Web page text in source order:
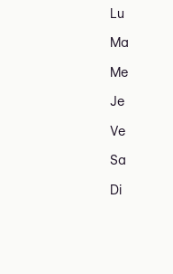
Lu
Ma
Me
Je
Ve
Sa
Di